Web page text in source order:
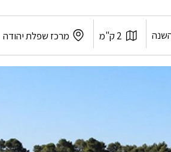
אורך 2 ק"מ
לפי מרכז שפלת יהודה